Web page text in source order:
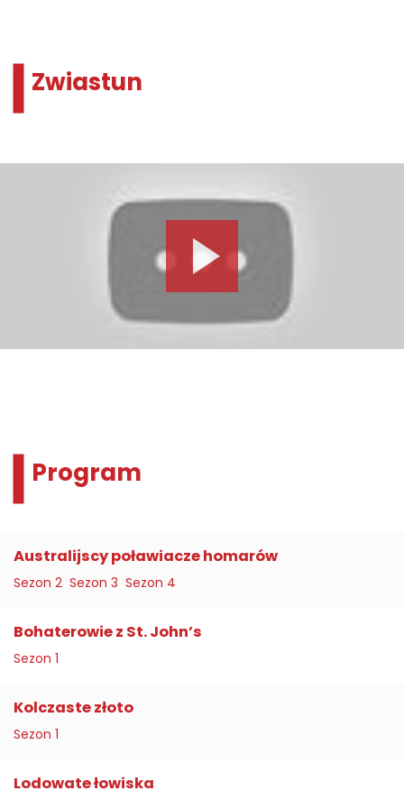
Zwiastun
Program
Australijscy poławiacze homarów
Sezon 2 Sezon 3 Sezon 4
Odcinek 1
Odcinek 1
Odcinek 1
Bohaterowie z St. John’s
Sezon 1
Odcinek 1
Kolczaste złoto
Sezon 1
Odcinek 1
Lodowate łowiska